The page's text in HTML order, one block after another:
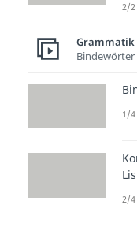
2/2
Grammatik
Bindewörter
1/4
2/4